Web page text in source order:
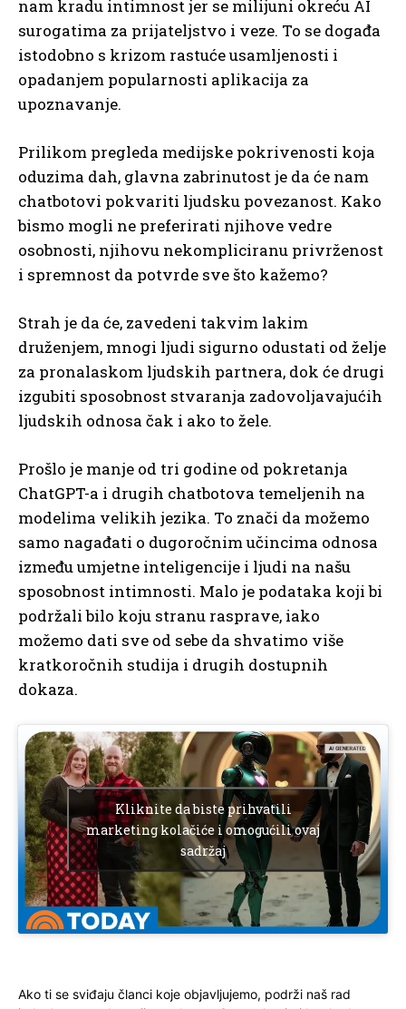
nam kradu intimnost jer se milijuni okreću AI
surogatima za prijateljstvo i veze. To se događa
istodobno s krizom rastuće usamljenosti i
opadanjem popularnosti aplikacija za
upoznavanje.
Prilikom pregleda medijske pokrivenosti koja
oduzima dah, glavna zabrinutost je da će nam
chatbotovi pokvariti ljudsku povezanost. Kako
bismo mogli ne preferirati njihove vedre
osobnosti, njihovu nekompliciranu privrženost
i spremnost da potvrde sve što kažemo?
Strah je da će, zavedeni takvim lakim
druženjem, mnogi ljudi sigurno odustati od želje
za pronalaskom ljudskih partnera, dok će drugi
izgubiti sposobnost stvaranja zadovoljavajućih
ljudskih odnosa čak i ako to žele.
Prošlo je manje od tri godine od pokretanja
ChatGPT-a i drugih chatbotova temeljenih na
modelima velikih jezika. To znači da možemo
samo nagađati o dugoročnim učincima odnosa
između umjetne inteligencije i ljudi na našu
sposobnost intimnosti. Malo je podataka koji bi
podržali bilo koju stranu rasprave, iako
možemo dati sve od sebe da shvatimo više
kratkoročnih studija i drugih dostupnih
dokaza.
Kliknite da biste prihvatili
marketing kolačiće i omogućili ovaj
sadržaj
Ako ti se sviđaju članci koje objavljujemo, podrži naš rad